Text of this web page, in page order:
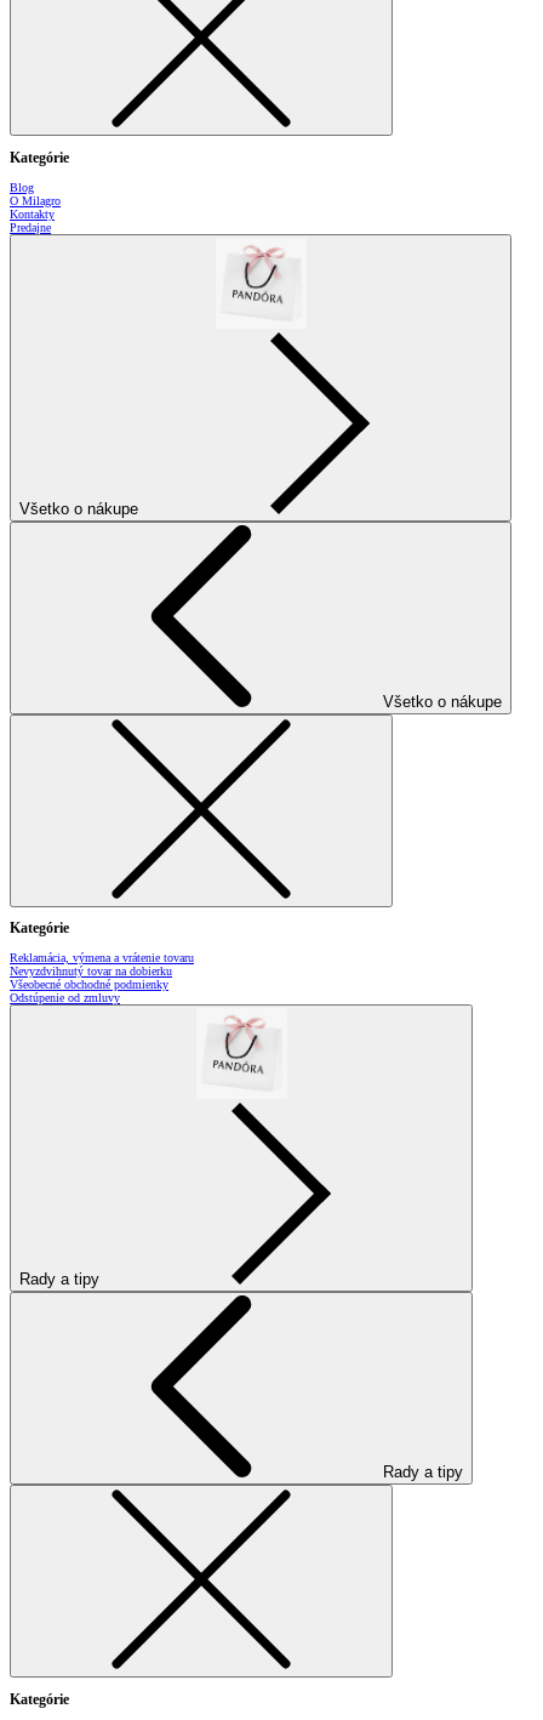
Kategórie
Blog
O Milagro
Kontakty
Predajne
Všetko o nákupe
Všetko o nákupe
Kategórie
Reklamácia, výmena a vrátenie tovaru
Nevyzdvihnutý tovar na dobierku
Všeobecné obchodné podmienky
Odstúpenie od zmluvy
Rady a tipy
Rady a tipy
Kategórie